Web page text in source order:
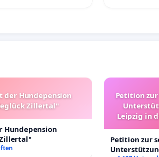
der Hundepension
Zillertal"
Hundepension
Petition
Leipzig in
Petition zur